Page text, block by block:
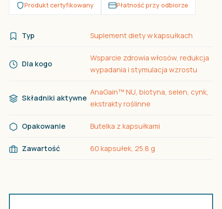
Produkt certyfikowany Płatność przy odbiorze
Typ Suplement diety w kapsułkach
Dla kogo
Wsparcie zdrowia włosów, redukcja
wypadania i stymulacja wzrostu
Składniki aktywne
AnaGain™ NU, biotyna, selen, cynk,
ekstrakty roślinne
Opakowanie Butelka z kapsułkami
Zawartość 60 kapsułek, 25.8 g